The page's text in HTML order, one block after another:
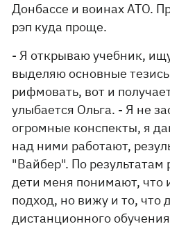
Донбассе и воинах АТО.
рэп куда проще.
- Я открываю учебник,
выделяю основные
рифмовать, вот и
улыбается Ольга. - Я не
огромные конспекты, я
над ними работают,
"Вайбер". По результатам
дети меня понимают, что
подход, но вижу и то, что
дистанционного